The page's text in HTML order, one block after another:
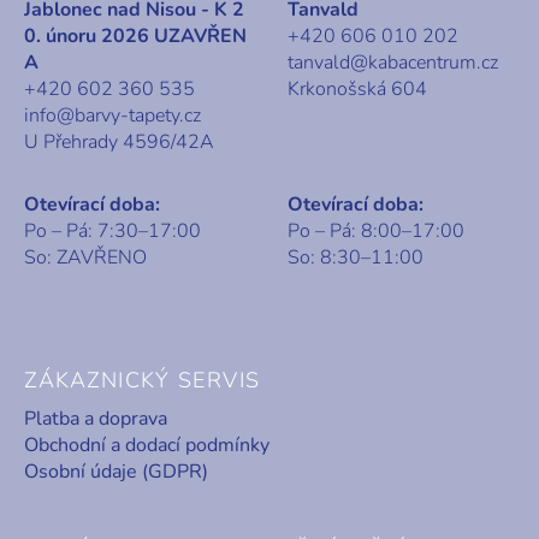
Jablonec nad Nisou - K 2
0. únoru 2026 UZAVŘEN
A
+420 602 360 535
info@barvy-tapety.cz
U Přehrady 4596/42A
Tanvald
+420 606 010 202
tanvald@kabacentrum.cz
Krkonošská 604
Otevírací doba:
Po – Pá: 7:30–17:00
So: ZAVŘENO
Otevírací doba:
Po – Pá: 8:00–17:00
So: 8:30–11:00
ZÁKAZNICKÝ SERVIS
Platba a doprava
Obchodní a dodací podmínky
Osobní údaje (GDPR)